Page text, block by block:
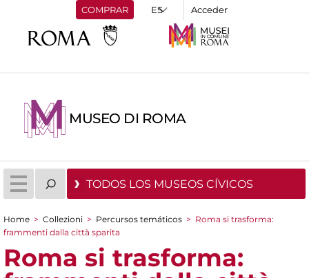
COMPRAR Acceder
MUSEO DI ROMA
TODOS LOS MUSEOS CÍVICOS
You are here
Home > Collezioni > Percursos temáticos > Roma si trasforma:
frammenti dalla città sparita
Roma si trasforma: